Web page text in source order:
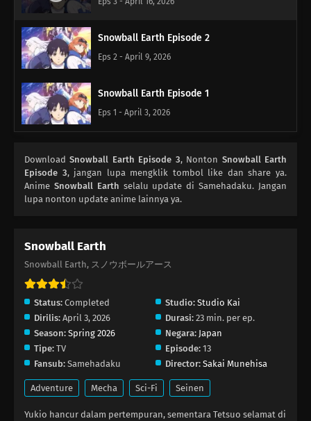
Snowball Earth Episode 2
Eps 2 - April 9, 2026
Snowball Earth Episode 1
Eps 1 - April 3, 2026
DownloadSnowball Earth Episode 3, Nonton Snowball Earth
Episode 3, jangan lupa mengklik tombol like dan share ya.
Anime Snowball Earth selalu update di Samehadaku. Jangan
lupa nonton update anime lainnya ya.
Snowball Earth
Snowball Earth, スノウボールアース
Status: Completed Studio: Studio Kai
Dirilis: April 3, 2026 Durasi: 23 min. per ep.
Season: Spring 2026 Negara: Japan
Tipe: TV Episode: 13
Fansub: Samehadaku Director: Sakai Munehisa
Adventure Mecha Sci-Fi Seinen
Yukio hancur dalam pertempuran, sementara Tetsuo selamat di